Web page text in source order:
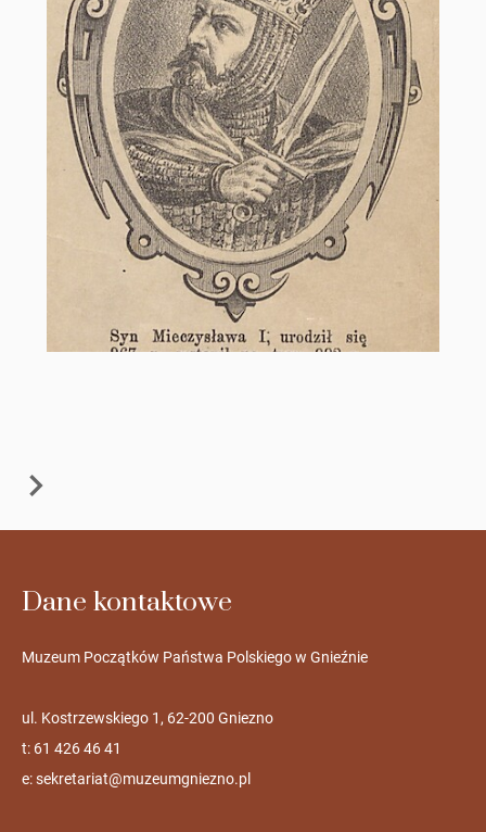
Dane kontaktowe
Muzeum Początków Państwa Polskiego w Gnieźnie
ul. Kostrzewskiego 1, 62-200 Gniezno
t: 61 426 46 41
e:sekretariat@muzeumgniezno.pl